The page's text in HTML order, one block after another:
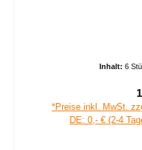
Inhalt: 6
*Preise inkl. MwSt.
DE: 0,- € (2-4